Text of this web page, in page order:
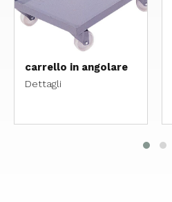
carrello in angolare
Dettagli